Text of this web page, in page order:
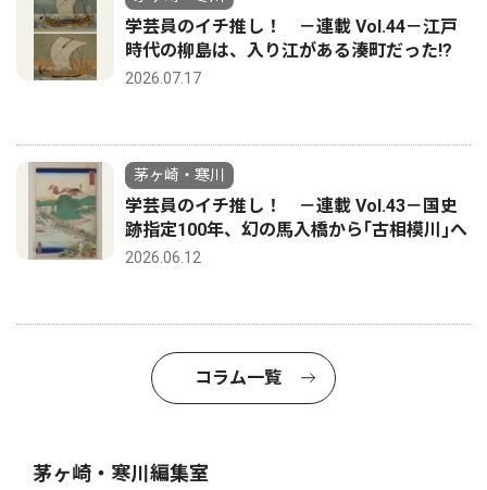
学芸員のイチ推し！ －連載 Vol.44－江戸
時代の柳島は、入り江がある湊町だった!?
2026.07.17
茅ヶ崎・寒川
学芸員のイチ推し！ －連載 Vol.43－国史
跡指定100年、幻の馬入橋から｢古相模川｣へ
2026.06.12
コラム一覧
茅ヶ崎・寒川編集室